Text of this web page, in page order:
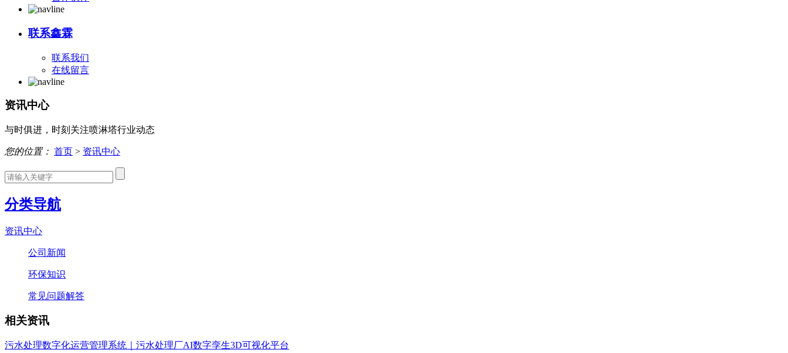
联系鑫霖
联系我们
在线留言
资讯中心
与时俱进，时刻关注喷淋塔行业动态
您的位置： 首页 > 资讯中心
分类导航
资讯中心
公司新闻
环保知识
常见问题解答
相关资讯
污水处理数字化运营管理系统｜污水处理厂AI数字孪生3D可视化平台